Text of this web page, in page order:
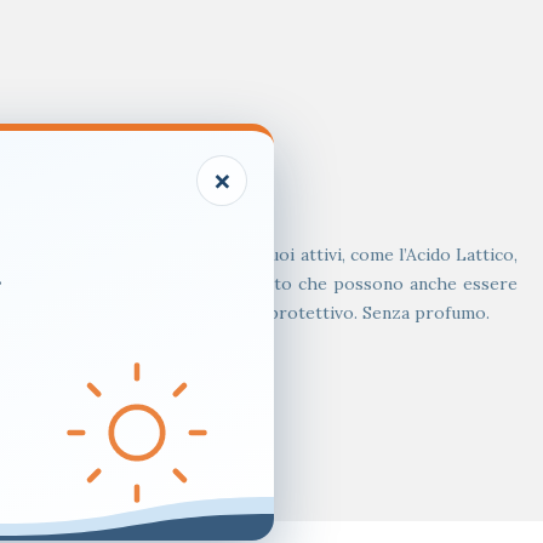
capelluto.
da funghi e batteri). I suoi attivi, come l’Acido Lattico,
lenisce le irritazioni e il prurito che possono anche essere
del suo film idrolipidico protettivo. Senza profumo.
×